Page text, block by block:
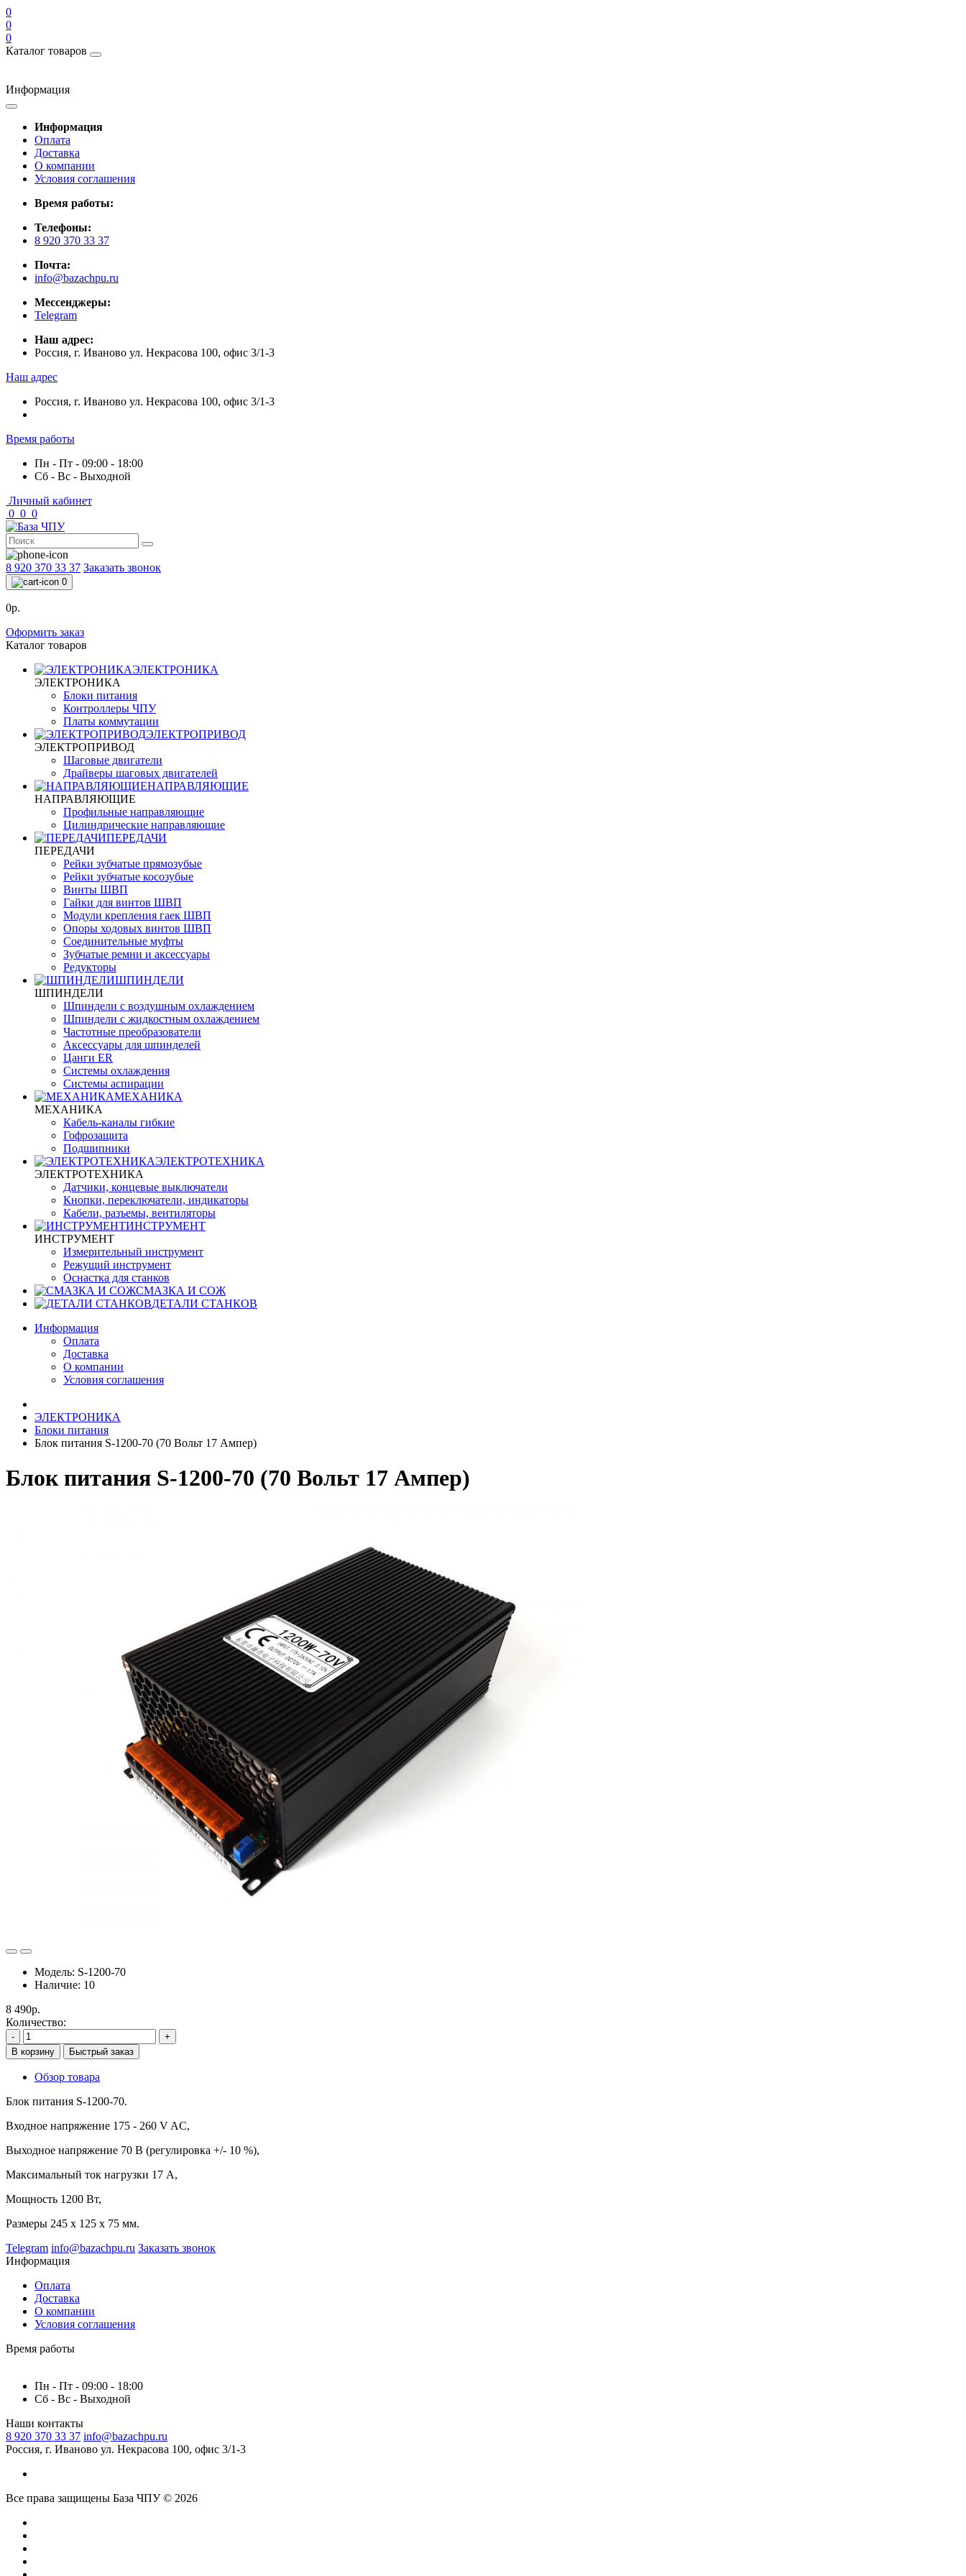
0
0
0
Каталог товаров
Информация
Информация
Оплата
Доставка
О компании
Условия соглашения
Время работы:
Телефоны:
8 920 370 33 37
Почта:
info@bazachpu.ru
Мессенджеры:
Telegram
Наш адрес:
Россия, г. Иваново ул. Некрасова 100, офис 3/1-3
Наш адрес
Россия, г. Иваново ул. Некрасова 100, офис 3/1-3
Время работы
Пн - Пт - 09:00 - 18:00
Сб - Вс - Выходной
Личный кабинет
0 0 0
8 920 370 33 37 Заказать звонок
0
0р.
Оформить заказ
Каталог товаров
ЭЛЕКТРОНИКА
ЭЛЕКТРОНИКА
Блоки питания
Контроллеры ЧПУ
Платы коммутации
ЭЛЕКТРОПРИВОД
ЭЛЕКТРОПРИВОД
Шаговые двигатели
Драйверы шаговых двигателей
НАПРАВЛЯЮЩИЕ
НАПРАВЛЯЮЩИЕ
Профильные направляющие
Цилиндрические направляющие
ПЕРЕДАЧИ
ПЕРЕДАЧИ
Рейки зубчатые прямозубые
Рейки зубчатые косозубые
Винты ШВП
Гайки для винтов ШВП
Модули крепления гаек ШВП
Опоры ходовых винтов ШВП
Соединительные муфты
Зубчатые ремни и аксессуары
Редукторы
ШПИНДЕЛИ
ШПИНДЕЛИ
Шпиндели с воздушным охлаждением
Шпиндели с жидкостным охлаждением
Частотные преобразователи
Аксессуары для шпинделей
Цанги ER
Системы охлаждения
Системы аспирации
МЕХАНИКА
МЕХАНИКА
Кабель-каналы гибкие
Гофрозащита
Подшипники
ЭЛЕКТРОТЕХНИКА
ЭЛЕКТРОТЕХНИКА
Датчики, концевые выключатели
Кнопки, переключатели, индикаторы
Кабели, разъемы, вентиляторы
ИНСТРУМЕНТ
ИНСТРУМЕНТ
Измерительный инструмент
Режущий инструмент
Оснастка для станков
СМАЗКА И СОЖ
ДЕТАЛИ СТАНКОВ
Информация
Оплата
Доставка
О компании
Условия соглашения
ЭЛЕКТРОНИКА
Блоки питания
Блок питания S-1200-70 (70 Вольт 17 Ампер)
Блок питания S-1200-70 (70 Вольт 17 Ампер)
Модель: S-1200-70
Наличие: 10
8 490р.
Количество:
-
+
В корзину
Быстрый заказ
Обзор товара
Блок питания S-1200-70.
Входное напряжение 175 - 260 V AC,
Выходное напряжение 70 В (регулировка +/- 10 %),
Максимальный ток нагрузки 17 А,
Мощность 1200 Вт,
Размеры 245 х 125 х 75 мм.
Telegram info@bazachpu.ru Заказать звонок
Информация
Оплата
Доставка
О компании
Условия соглашения
Время работы
Пн - Пт - 09:00 - 18:00
Сб - Вс - Выходной
Наши контакты
8 920 370 33 37 info@bazachpu.ru
Россия, г. Иваново ул. Некрасова 100, офис 3/1-3
Все права защищены База ЧПУ © 2026